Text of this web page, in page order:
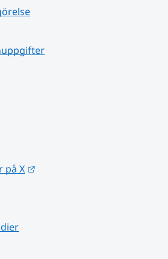
på X